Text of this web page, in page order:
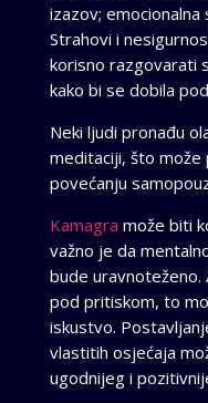
izazov;
Strahovi i
korisno razgovarati
kako bi se dobila
Neki ljudi pronađu
meditaciji, što može
povećanju
Kamagra može biti
važno je da
bude uravnoteženo.
pod pritiskom, to
iskustvo.
vlastitih osjećaja
ugodnijeg i